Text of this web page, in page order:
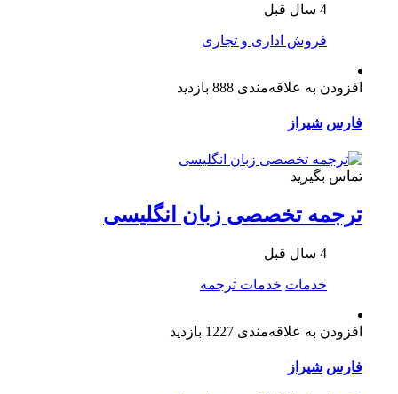
4 سال قبل
فروش اداری و تجاری
افزودن به علاقه‌مندی 888 بازدید
فارس شیراز
تماس بگیرید
ترجمه تخصصی زبان انگلیسی
4 سال قبل
خدمات خدمات ترجمه
افزودن به علاقه‌مندی 1227 بازدید
فارس شیراز